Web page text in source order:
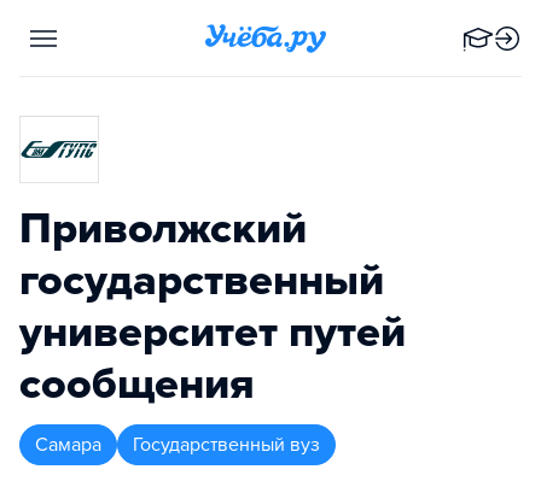
Приволжский
государственный
университет путей
сообщения
Самара Государственный вуз